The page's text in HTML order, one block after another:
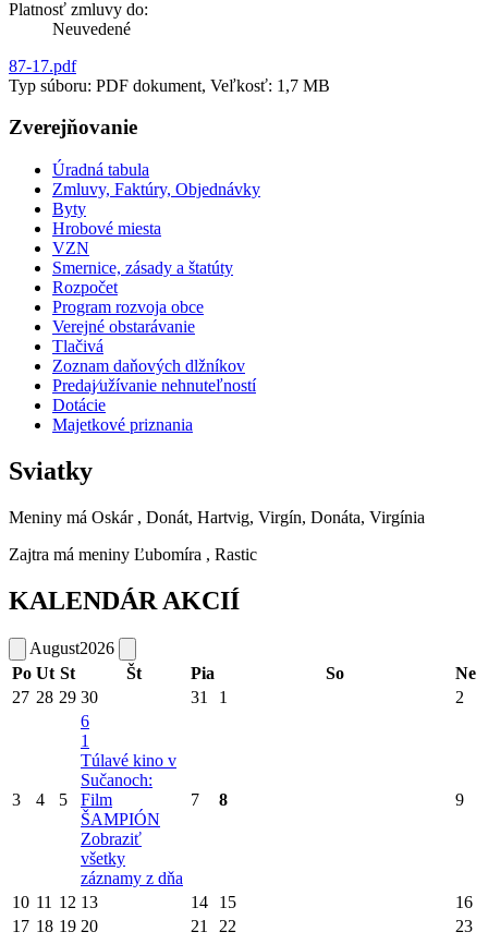
Platnosť zmluvy do:
Neuvedené
87-17.pdf
Typ súboru: PDF dokument, Veľkosť: 1,7 MB
Zverejňovanie
Úradná tabula
Zmluvy, Faktúry, Objednávky
Byty
Hrobové miesta
VZN
Smernice, zásady a štatúty
Rozpočet
Program rozvoja obce
Verejné obstarávanie
Tlačivá
Zoznam daňových dlžníkov
Predaj⁄užívanie nehnuteľností
Dotácie
Majetkové priznania
Sviatky
Meniny má Oskár , Donát, Hartvig, Virgín, Donáta, Virgínia
Zajtra má meniny Ľubomíra , Rastic
KALENDÁR AKCIÍ
August2026
Po Ut St Št Pia So
Ne
27 28 29 30 31 1 2
3 4 5
6
1
Túlavé kino v
Sučanoch:
Film
ŠAMPIÓN
Zobraziť
všetky
záznamy z dňa
7 8 9
10 11 12 13 14 15
16
17 18 19 20 21 22
23